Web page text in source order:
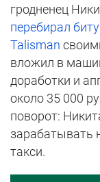
гродненец
перебирал
Talisman
вложил в
доработки и
около 35 000
поворот:
зарабатывать
такси.